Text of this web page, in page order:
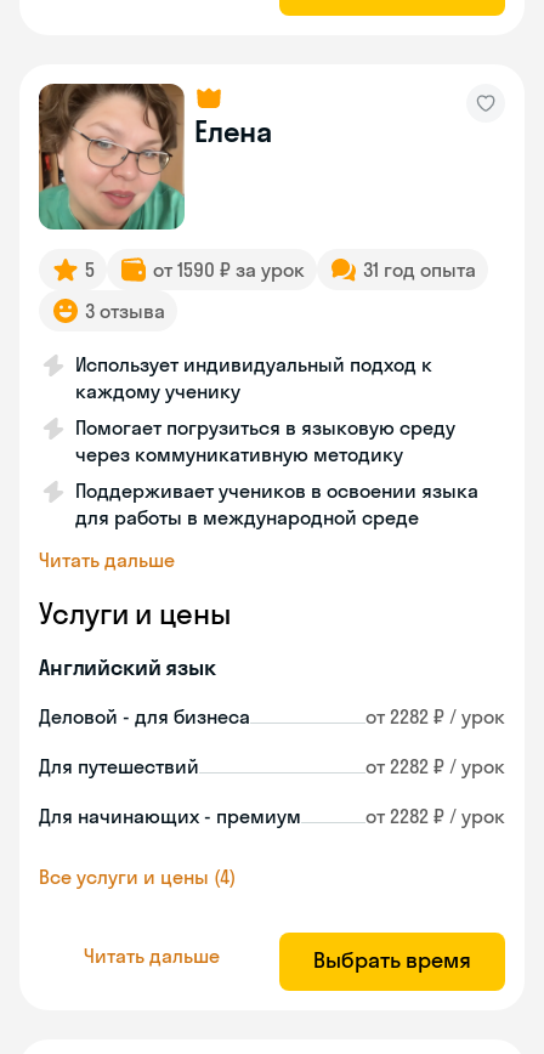
Елена
5 от 1590 ₽ за урок
31 год опыта
3 отзыва
Использует индивидуальный подход к
каждому ученику
Помогает погрузиться в языковую среду
через коммуникативную методику
Поддерживает учеников в освоении языка
для работы в международной среде
Читать дальше
Услуги и цены
Английский язык
Деловой - для бизнеса от 2282 ₽ / урок
Для путешествий от 2282 ₽ / урок
Для начинающих - премиум от 2282 ₽ / урок
Все услуги и цены (4)
Читать дальше Выбрать время